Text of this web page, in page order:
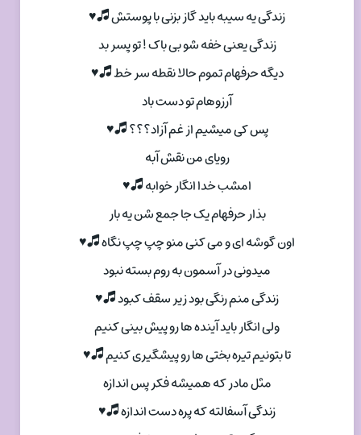
زندگی یه سیبه باید گاز بزنی با پوستش 🎜♥
زندگی یعنی خفه شو بی باک ! تو پسر بد
دیگه حرفهام تموم حالا نقطه سر خط 🎜♥
آرزوهام تو دست باد
پس کی میشیم از غم آزاد؟؟؟ 🎜♥
رویای من نقش آبه
امشب خدا انگار خوابه 🎜♥
بذار حرفهام یک جا جمع شن یه بار
اون گوشه ای و می کنی منو چپ چپ نگاه 🎜♥
میدونی در آسمون به روم بسته نبود
زندگی منم رنگی بود زیر سقف کبود 🎜♥
ولی انگار باید آینده ها رو پیش بینی کنیم
تا بتونیم تیره بختی ها رو پیشگیری کنیم 🎜♥
مثل مادر که همیشه فکر پس اندازه
زندگی آسفالته که پره دست اندازه 🎜♥